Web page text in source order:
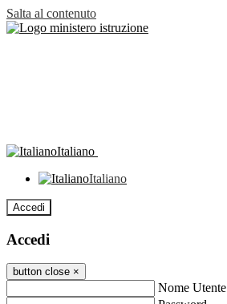
Salta al contenuto
Italiano
Italiano
Accedi
Accedi
button close ×
Nome Utente